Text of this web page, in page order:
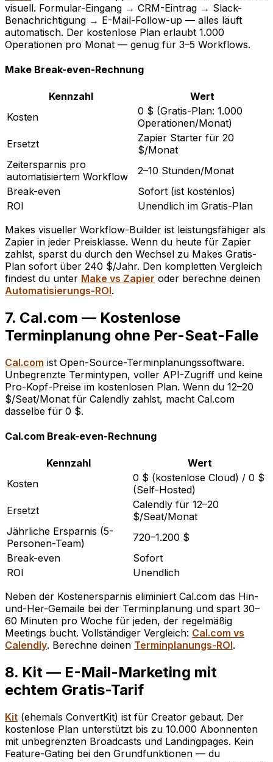
visuell. Formular-Eingang → CRM-Eintrag → Slack-
Benachrichtigung → E-Mail-Follow-up — alles läuft
automatisch. Der kostenlose Plan erlaubt 1.000
Operationen pro Monat — genug für 3–5 Workflows.
Make Break-even-Rechnung
Kennzahl
Wert
Kosten
0 $ (Gratis-Plan: 1.000
Operationen/Monat)
Ersetzt
Zapier Starter für 20
$/Monat
Zeitersparnis pro
automatisiertem Workflow
2–10 Stunden/Monat
Break-even
Sofort (ist kostenlos)
ROI
Unendlich im Gratis-Plan
Makes visueller Workflow-Builder ist leistungsfähiger als
Zapier in jeder Preisklasse. Wenn du heute für Zapier
zahlst, sparst du durch den Wechsel zu Makes Gratis-
Plan sofort über 240 $/Jahr. Den kompletten Vergleich
findest du unter Make vs Zapier oder berechne deinen
Automatisierungs-ROI.
7. Cal.com — Kostenlose
Terminplanung ohne Per-Seat-Falle
Cal.com ist Open-Source-Terminplanungssoftware.
Unbegrenzte Termintypen, voller API-Zugriff und keine
Pro-Kopf-Preise im kostenlosen Plan. Wenn du 12–20
$/Seat/Monat für Calendly zahlst, macht Cal.com
dasselbe für 0 $.
Cal.com Break-even-Rechnung
Kennzahl
Wert
Kosten
0 $ (kostenlose Cloud) / 0 $
(Self-Hosted)
Ersetzt
Calendly für 12–20
$/Seat/Monat
Jährliche Ersparnis (5-
Personen-Team)
720–1.200 $
Break-even
Sofort
ROI
Unendlich
Neben der Kostenersparnis eliminiert Cal.com das Hin-
und-Her-Gemaile bei der Terminplanung und spart 30–
60 Minuten pro Woche für jeden, der regelmäßig
Meetings bucht. Vollständiger Vergleich: Cal.com vs
Calendly. Berechne deinen Terminplanungs-ROI.
8. Kit — E-Mail-Marketing mit
echtem Gratis-Tarif
Kit (ehemals ConvertKit) ist für Creator gebaut. Der
kostenlose Plan unterstützt bis zu 10.000 Abonnenten
mit unbegrenzten Broadcasts und Landingpages. Kein
Feature-Gating bei den Grundfunktionen — du